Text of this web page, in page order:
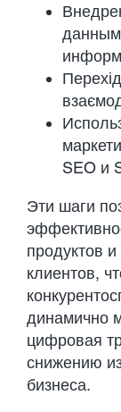
SEO и
Эти шаги
продуктов
клиентов,
динамично
цифровая
снижению
бизнеса.